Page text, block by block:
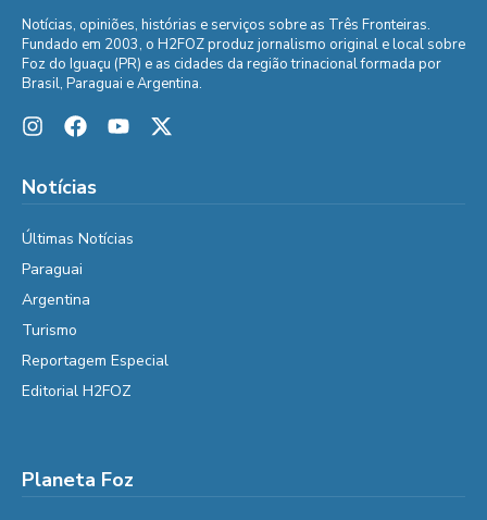
Notícias, opiniões, histórias e serviços sobre as Três Fronteiras.
Fundado em 2003, o H2FOZ produz jornalismo original e local sobre
Foz do Iguaçu (PR) e as cidades da região trinacional formada por
Brasil, Paraguai e Argentina.
Notícias
Últimas Notícias
Paraguai
Argentina
Turismo
Reportagem Especial
Editorial H2FOZ
Planeta Foz